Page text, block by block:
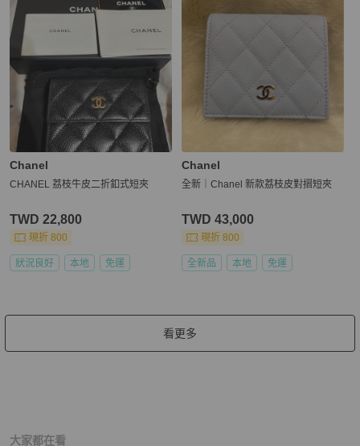
Chanel
CHANEL 荔枝牛皮二折釦式短夾
TWD 22,800
現折 800
狀況良好 本地 免運
Chanel
全新｜Chanel 新款荔枝皮對摺短夾
TWD 43,000
現折 800
全新品 本地 免運
看更多
大家都在看